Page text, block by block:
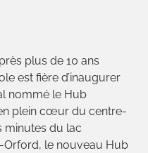
plus de 10 ans
est fière d’inaugurer
nommé le Hub
plein cœur du centre-
minutes du lac
le nouveau Hub